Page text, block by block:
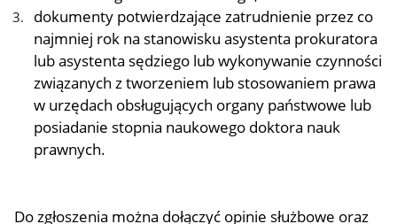
dokumenty potwierdzające zatrudnienie przez co
najmniej rok na stanowisku asystenta prokuratora
lub asystenta sędziego lub wykonywanie czynności
związanych z tworzeniem lub stosowaniem prawa
w urzędach obsługujących organy państwowe lub
posiadanie stopnia naukowego doktora nauk
prawnych.
Do zgłoszenia można dołączyć opinie służbowe oraz